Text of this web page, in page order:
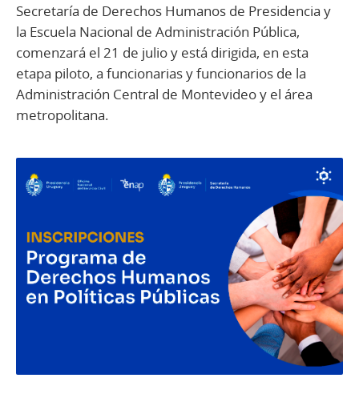
Secretaría de Derechos Humanos de Presidencia y
la Escuela Nacional de Administración Pública,
comenzará el 21 de julio y está dirigida, en esta
etapa piloto, a funcionarias y funcionarios de la
Administración Central de Montevideo y el área
metropolitana.